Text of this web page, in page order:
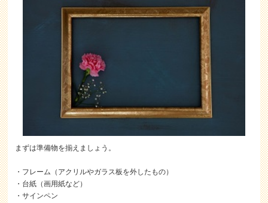
まずは準備物を揃えましょう。
・フレーム（アクリルやガラス板を外したもの）
・台紙（画用紙など）
・サインペン